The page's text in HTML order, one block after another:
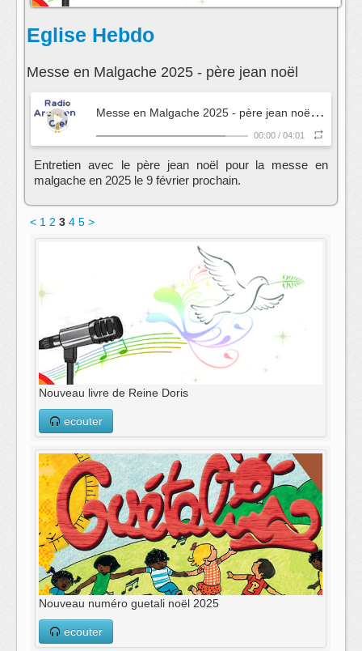
Eglise Hebdo
Messe en Malgache 2025 - père jean noël
M
esse en Malgache 2025 - père jean noël- Eglise
00:00 / 04:01
Entretien avec le père jean noël pour la messe en
malgache en 2025 le 9 février prochain.
< 1 2 3 4 5 >
Nouveau livre de Reine Doris
ecouter
Nouveau numéro guetali noël 2025
ecouter